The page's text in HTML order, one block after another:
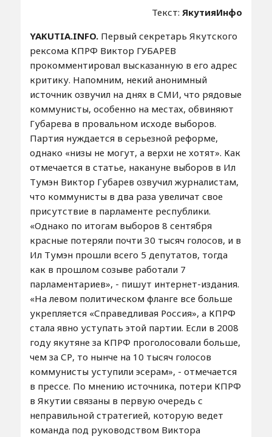
Текст: ЯкутияИнфо
YAKUTIA.INFO. Первый секретарь Якутского
рексома КПРФ Виктор ГУБАРЕВ
прокомментировал высказанную в его адрес
критику. Напомним, некий анонимный
источник озвучил на днях в СМИ, что рядовые
коммунисты, особенно на местах, обвиняют
Губарева в провальном исходе выборов.
Партия нуждается в серьезной реформе,
однако «низы не могут, а верхи не хотят». Как
отмечается в статье, накануне выборов в Ил
Тумэн Виктор Губарев озвучил журналистам,
что коммунисты в два раза увеличат свое
присутствие в парламенте республики.
«Однако по итогам выборов 8 сентября
красные потеряли почти 30 тысяч голосов, и в
Ил Тумэн прошли всего 5 депутатов, тогда
как в прошлом созыве работали 7
парламентариев», - пишут интернет-издания.
«На левом политическом фланге все больше
укрепляется «Справедливая Россия», а КПРФ
стала явно уступать этой партии. Если в 2008
году якутяне за КПРФ проголосовали больше,
чем за СР, то нынче на 10 тысяч голосов
коммунисты уступили эсерам», - отмечается
в прессе. По мнению источника, потери КПРФ
в Якутии связаны в первую очередь с
неправильной стратегией, которую ведет
команда под руководством Виктора